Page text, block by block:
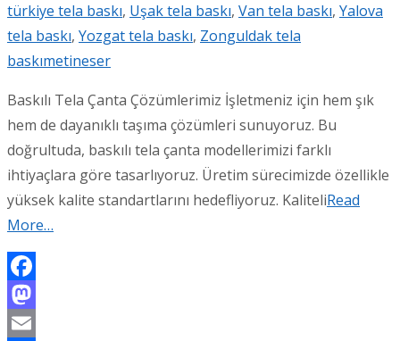
türkiye tela baskı, Uşak tela baskı, Van tela baskı, Yalova
tela baskı, Yozgat tela baskı, Zonguldak tela
baskımetineser
Baskılı Tela Çanta Çözümlerimiz İşletmeniz için hem şık
hem de dayanıklı taşıma çözümleri sunuyoruz. Bu
doğrultuda, baskılı tela çanta modellerimizi farklı
ihtiyaçlara göre tasarlıyoruz. Üretim sürecimizde özellikle
yüksek kalite standartlarını hedefliyoruz. KaliteliRead
More…
Facebook
Mastodon